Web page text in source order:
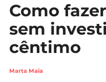
Carreira
Casa
Lifestyle
Como
sem
cêntimo
Marta Maia